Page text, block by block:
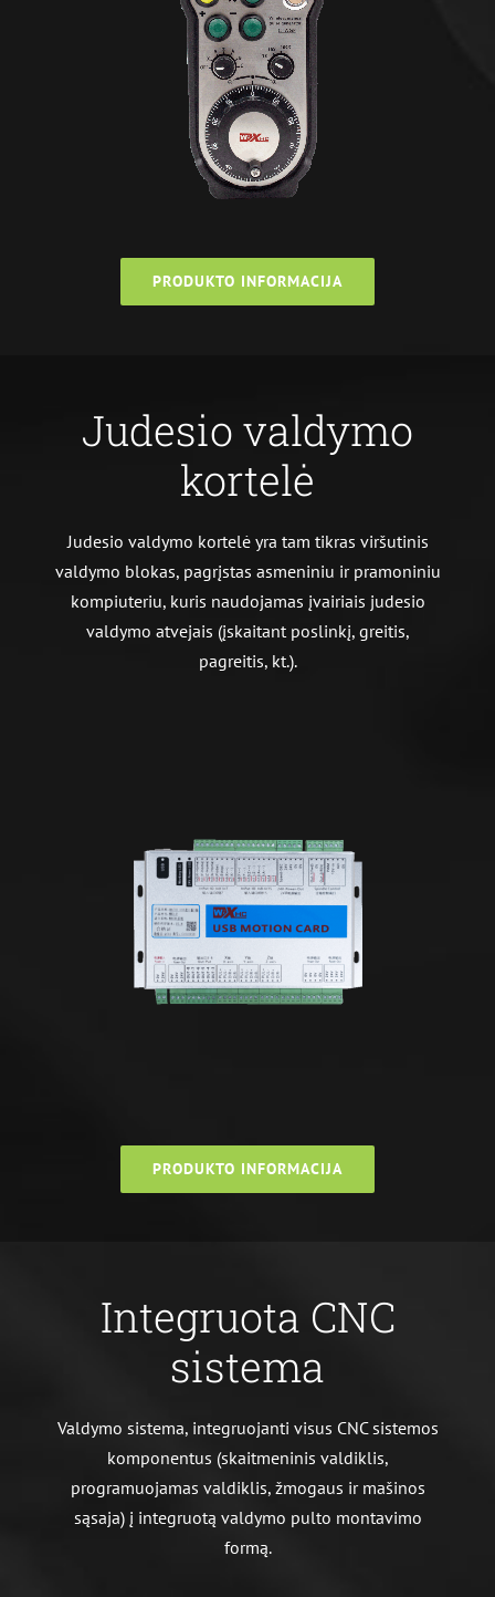
PRODUKTO INFORMACIJA
Judesio valdymo
kortelė
Judesio valdymo kortelė yra tam tikras viršutinis
valdymo blokas, pagrįstas asmeniniu ir pramoniniu
kompiuteriu, kuris naudojamas įvairiais judesio
valdymo atvejais (įskaitant poslinkį, greitis,
pagreitis, kt.).
PRODUKTO INFORMACIJA
Integruota CNC
sistema
Valdymo sistema, integruojanti visus CNC sistemos
komponentus (skaitmeninis valdiklis,
programuojamas valdiklis, žmogaus ir mašinos
sąsaja) į integruotą valdymo pulto montavimo
formą.